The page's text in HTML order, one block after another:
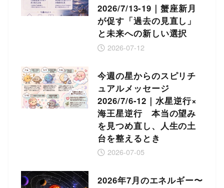
2026/7/13-19｜蟹座新月
が促す「過去の見直し」
と未来への新しい選択
2026-07-12
今週の星からのスピリチ
ュアルメッセージ
2026/7/6-12｜水星逆行×
海王星逆行 本当の望み
を見つめ直し、人生の土
台を整えるとき
2026-07-05
2026年7月のエネルギー〜